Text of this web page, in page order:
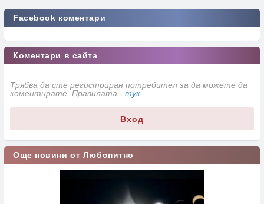
Facebook коментари
Коментари в сайта
Трябва да сте регистриран потребител за да можете да
коментирате. Правилата - тук
Вход
Още новини от Любопитно